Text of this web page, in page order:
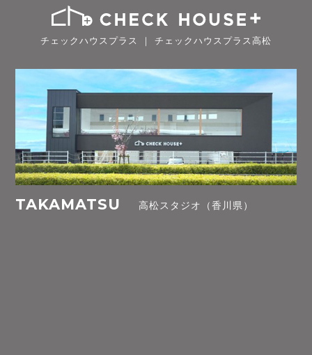
チェックハウスプラス ｜ チェックハウスプラス高松
TAKAMATSU 高松スタジオ（香川県）